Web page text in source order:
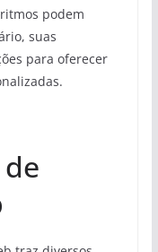
podem
suas
para oferecer